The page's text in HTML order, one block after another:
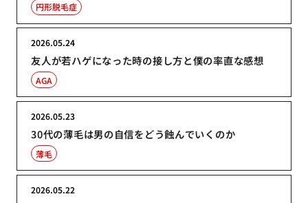
円形脱毛症
友人が若ハゲになった時の接し方と僕の率直な感想
2026.05.24
AGA
30代の薄毛は男の自信をどう蝕んでいくのか
2026.05.23
薄毛
2026.05.22